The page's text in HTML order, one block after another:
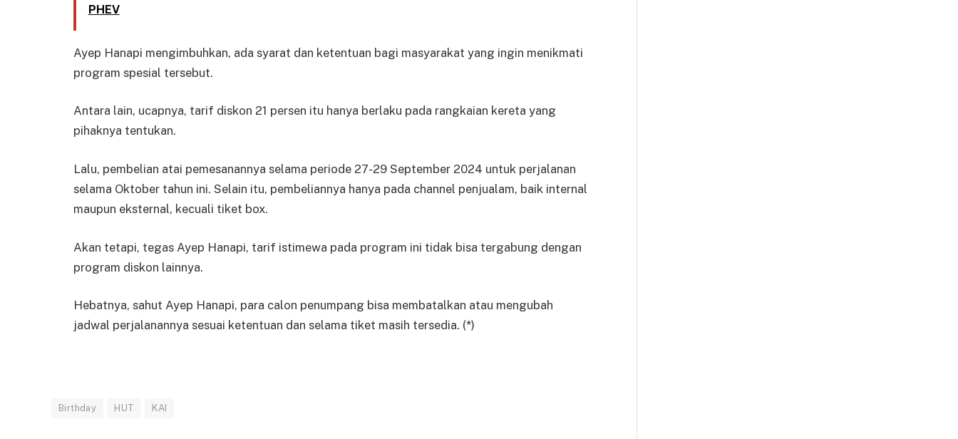
PHEV
Ayep Hanapi mengimbuhkan, ada syarat dan ketentuan bagi masyarakat yang ingin menikmati
program spesial tersebut.
Antara lain, ucapnya, tarif diskon 21 persen itu hanya berlaku pada rangkaian kereta yang
pihaknya tentukan.
Lalu, pembelian atai pemesanannya selama periode 27-29 September 2024 untuk perjalanan
selama Oktober tahun ini. Selain itu, pembeliannya hanya pada channel penjualam, baik internal
maupun eksternal, kecuali tiket box.
Akan tetapi, tegas Ayep Hanapi, tarif istimewa pada program ini tidak bisa tergabung dengan
program diskon lainnya.
Hebatnya, sahut Ayep Hanapi, para calon penumpang bisa membatalkan atau mengubah
jadwal perjalanannya sesuai ketentuan dan selama tiket masih tersedia. (*)
Birthday HUT KAI